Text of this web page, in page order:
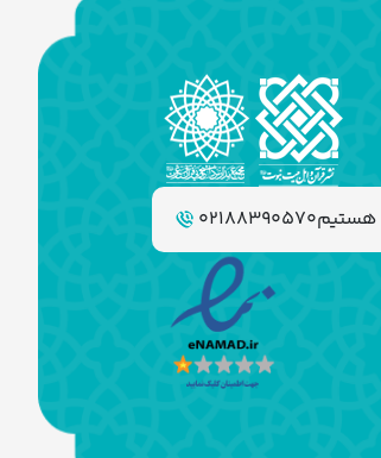
هستیم02188390570